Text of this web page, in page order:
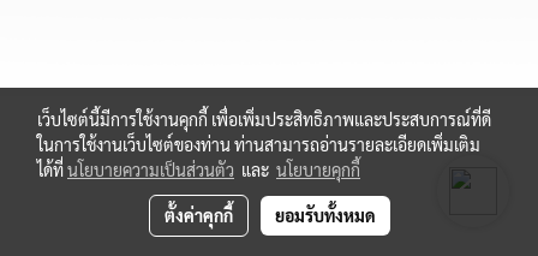
เว็บไซต์นี้มีการใช้งานคุกกี้ เพื่อเพิ่มประสิทธิภาพและประสบการณ์ที่ดี
ในการใช้งานเว็บไซต์ของท่าน ท่านสามารถอ่านรายละเอียดเพิ่มเติม
ได้ที่นโยบายความเป็นส่วนตัว และ นโยบายคุกกี้
ตั้งค่าคุกกี้ ยอมรับทั้งหมด